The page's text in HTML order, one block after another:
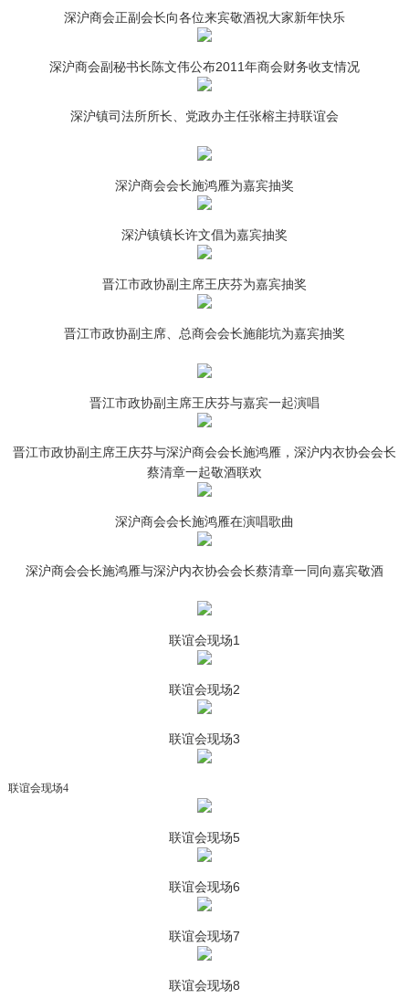
深沪商会正副会长向各位来宾敬酒祝大家新年快乐
深沪商会副秘书长陈文伟公布2011年商会财务收支情况
深沪镇司法所所长、党政办主任张榕主持联谊会
深沪商会会长施鸿雁为嘉宾抽奖
深沪镇镇长许文倡为嘉宾抽奖
晋江市政协副主席王庆芬为嘉宾抽奖
晋江市政协副主席、总商会会长施能坑为嘉宾抽奖
晋江市政协副主席王庆芬与嘉宾一起演唱
晋江市政协副主席王庆芬与深沪商会会长施鸿雁，深沪内衣协会会长
蔡清章一起敬酒联欢
深沪商会会长施鸿雁在演唱歌曲
深沪商会会长施鸿雁与深沪内衣协会会长蔡清章一同向嘉宾敬酒
联谊会现场1
联谊会现场2
联谊会现场3
联谊会现场4
联谊会现场5
联谊会现场6
联谊会现场7
联谊会现场8